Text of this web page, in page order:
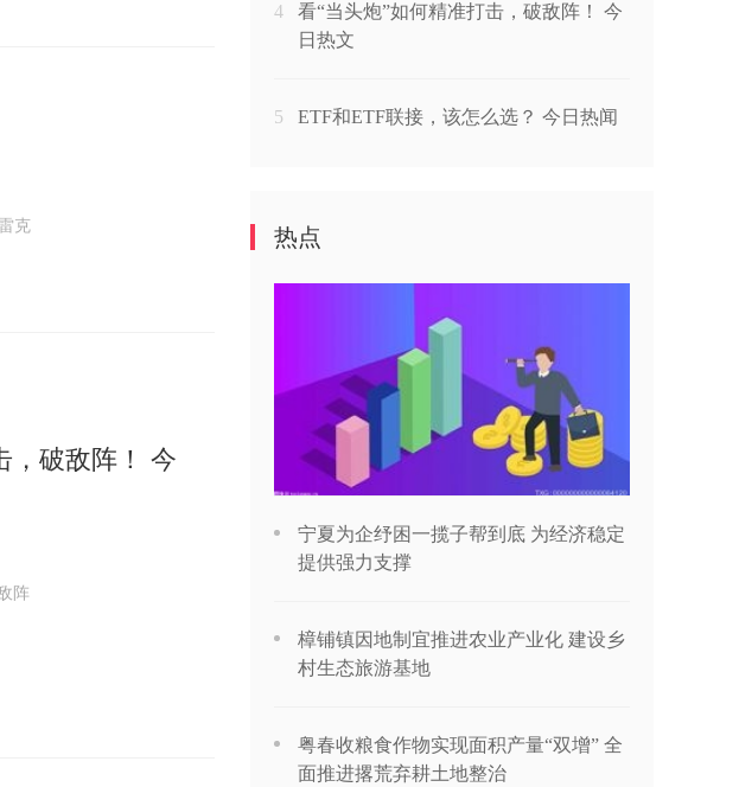
克
，破敌阵！ 今
阵
4
看“当头炮”如何精准打击，破敌阵！ 今
日热文
5 ETF和ETF联接，该怎么选？ 今日热闻
热点
宁夏为企纾困一揽子帮到底 为经济稳定
提供强力支撑
樟铺镇因地制宜推进农业产业化 建设乡
村生态旅游基地
粤春收粮食作物实现面积产量“双增” 全
面推进撂荒弃耕土地整治